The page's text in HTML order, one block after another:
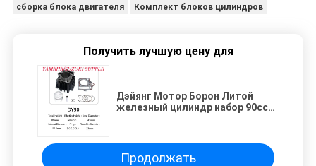
сборка блока двигателя Комплект блоков цилиндров
Получить лучшую цену для
Дэйянг Мотор Борон Литой
железный цилиндр набор 90cc
Продолжать